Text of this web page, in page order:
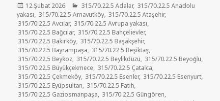
Yayın
tarihi
12 Şubat 2026 Kategoriler
315/70.22.5 Adalar, 315/70.22.5 Anadolu
yakası, 315/70.22.5 Arnavutköy, 315/70.22.5 Ataşehir,
315/70.22.5 Avcılar, 315/70.22.5 Avrupa yakası,
315/70.22.5 Bağcılar, 315/70.22.5 Bahçelievler,
315/70.22.5 Bakırköy, 315/70.22.5 Başakşehir,
315/70.22.5 Bayrampaşa, 315/70.22.5 Beşiktaş,
315/70.22.5 Beykoz, 315/70.22.5 Beylikdüzü, 315/70.22.5 Beyoğlu,
315/70.22.5 Büyükçekmece, 315/70.22.5 Çatalca,
315/70.22.5 Çekmeköy, 315/70.22.5 Esenler, 315/70.22.5 Esenyurt,
315/70.22.5 Eyüpsultan, 315/70.22.5 Fatih,
315/70.22.5 Gaziosmanpaşa, 315/70.22.5 Güngören,